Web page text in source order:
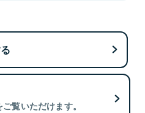
覧いただけます。